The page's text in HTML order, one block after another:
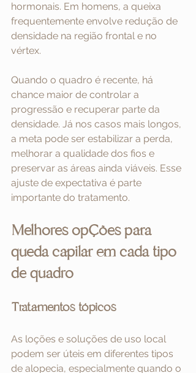
hormonais. Em homens, a queixa
frequentemente envolve redução de
densidade na região frontal e no
vértex.
Quando o quadro é recente, há
chance maior de controlar a
progressão e recuperar parte da
densidade. Já nos casos mais longos,
a meta pode ser estabilizar a perda,
melhorar a qualidade dos fios e
preservar as áreas ainda viáveis. Esse
ajuste de expectativa é parte
importante do tratamento.
Melhores opções para
queda capilar em cada tipo
de quadro
Tratamentos tópicos
As loções e soluções de uso local
podem ser úteis em diferentes tipos
de alopecia, especialmente quando o